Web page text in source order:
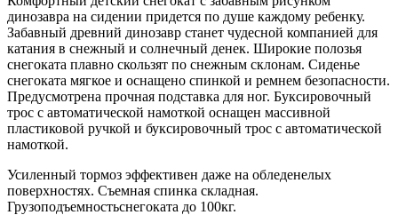
динозавра на сидении придется по душе каждому ребенку.
Забавный древний динозавр станет чудесной компанией для
катания в снежный и солнечный денек. Широкие полозья
снегоката плавно скользят по снежным склонам. Сиденье
снегоката мягкое и оснащено спинкой и ремнем безопасности.
Предусмотрена прочная подставка для ног. Буксировочный
трос с автоматической намоткой оснащен массивной
пластиковой ручкой и буксировочный трос с автоматической
намоткой.
Усиленный тормоз эффективен даже на обледенелых
поверхностях. Съемная спинка складная.
Грузоподъемностьснегоката до 100кг.